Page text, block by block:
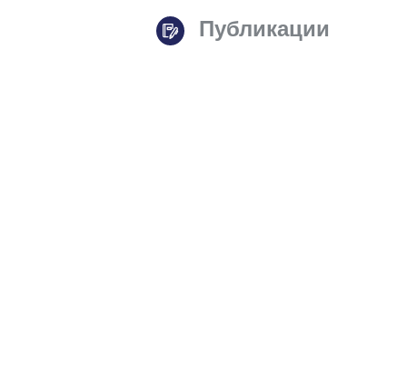
Публикации